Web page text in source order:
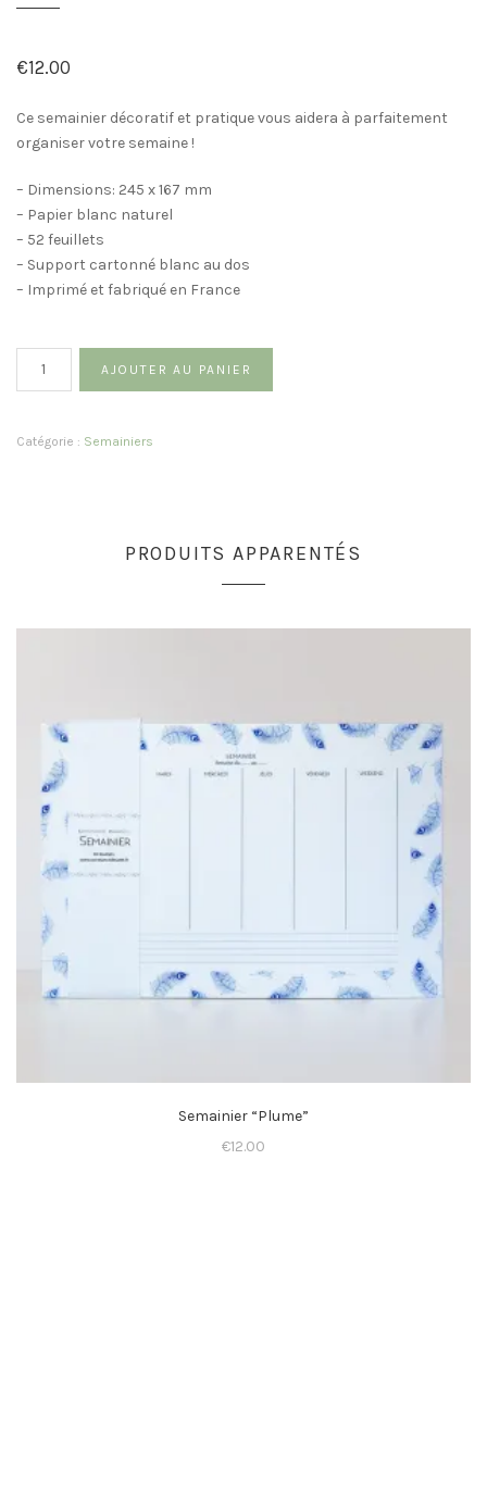
€12.00
Ce semainier décoratif et pratique vous aidera à parfaitement
organiser votre semaine !
– Dimensions: 245 x 167 mm
– Papier blanc naturel
– 52 feuillets
– Support cartonné blanc au dos
– Imprimé et fabriqué en France
AJOUTER AU PANIER
Catégorie : Semainiers
PRODUITS APPARENTÉS
Semainier “Plume”
€12.00